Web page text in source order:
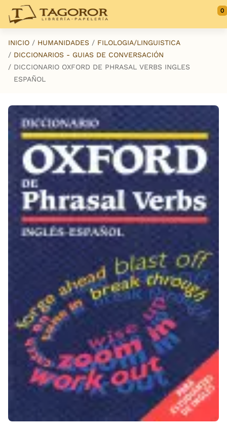
Saltar al contenido principal
0
INICIO HUMANIDADES
FILOLOGIA/LINGUISTICA
DICCIONARIOS - GUIAS DE CONVERSACIÓN
DICCIONARIO OXFORD DE PHRASAL VERBS INGLES
ESPAÑOL